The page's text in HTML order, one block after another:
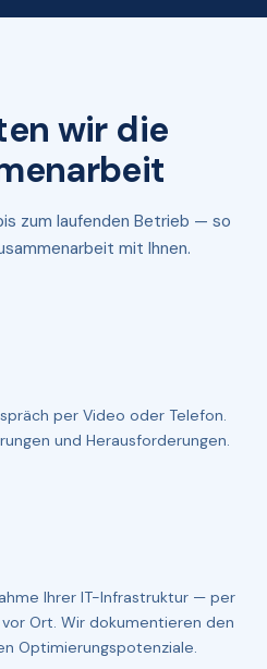
wir die
zum laufenden Betrieb — so
mit Ihnen.
per Video oder Telefon.
und Herausforderungen.
Ihrer IT-Infrastruktur — per
Ort. Wir dokumentieren den
Optimierungspotenziale.